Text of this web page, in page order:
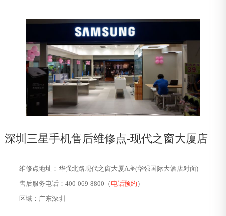
深圳三星手机售后维修点-现代之窗大厦店
维修点地址：华强北路现代之窗大厦A座(华强国际大酒店对面)
售后服务电话：400-069-8800（ 电话预约 ）
区域：广东深圳